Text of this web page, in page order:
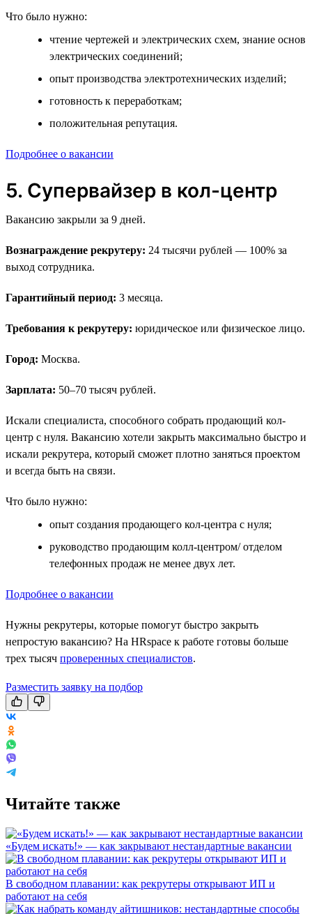
Что было нужно:
чтение чертежей и электрических схем, знание основ
электрических соединений;
опыт производства электротехнических изделий;
готовность к переработкам;
положительная репутация.
Подробнее о вакансии
5. Супервайзер в кол-центр
Вакансию закрыли за 9 дней.
Вознаграждение рекрутеру: 24 тысячи рублей — 100% за
выход сотрудника.
Гарантийный период: 3 месяца.
Требования к рекрутеру: юридическое или физическое лицо.
Город: Москва.
Зарплата: 50–70 тысяч рублей.
Искали специалиста, способного собрать продающий кол-
центр с нуля. Вакансию хотели закрыть максимально быстро и
искали рекрутера, который сможет плотно заняться проектом
и всегда быть на связи.
Что было нужно:
опыт создания продающего кол-центра с нуля;
руководство продающим колл-центром/ отделом
телефонных продаж не менее двух лет.
Подробнее о вакансии
Нужны рекрутеры, которые помогут быстро закрыть
непростую вакансию? На HRspace к работе готовы больше
трех тысяч проверенных специалистов.
Разместить заявку на подбор
Читайте также
«Будем искать!» — как закрывают нестандартные вакансии
В свободном плавании: как рекрутеры открывают ИП и
работают на себя